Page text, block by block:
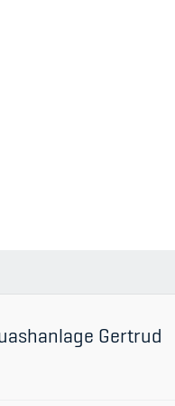
Gertrud